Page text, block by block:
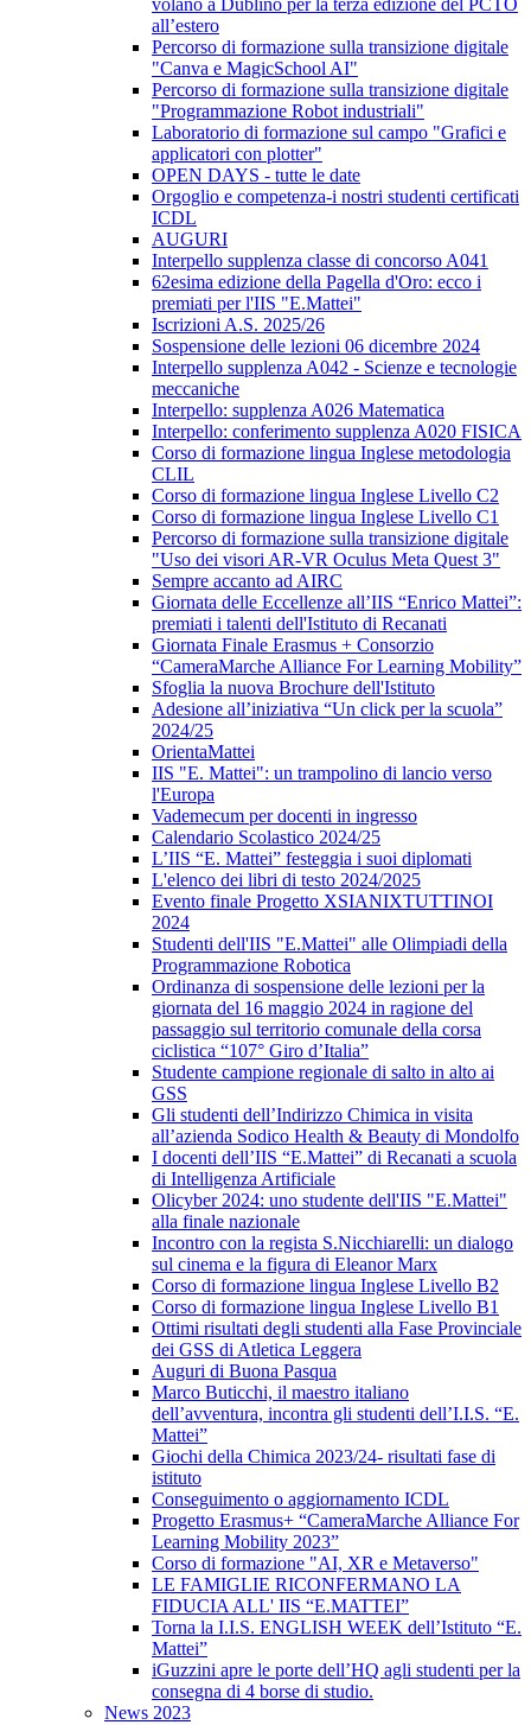
volano a Dublino per la terza edizione del PCTO
all’estero
Percorso di formazione sulla transizione digitale
"Canva e MagicSchool AI"
Percorso di formazione sulla transizione digitale
"Programmazione Robot industriali"
Laboratorio di formazione sul campo "Grafici e
applicatori con plotter"
OPEN DAYS - tutte le date
Orgoglio e competenza-i nostri studenti certificati
ICDL
AUGURI
Interpello supplenza classe di concorso A041
62esima edizione della Pagella d'Oro: ecco i
premiati per l'IIS "E.Mattei"
Iscrizioni A.S. 2025/26
Sospensione delle lezioni 06 dicembre 2024
Interpello supplenza A042 - Scienze e tecnologie
meccaniche
Interpello: supplenza A026 Matematica
Interpello: conferimento supplenza A020 FISICA
Corso di formazione lingua Inglese metodologia
CLIL
Corso di formazione lingua Inglese Livello C2
Corso di formazione lingua Inglese Livello C1
Percorso di formazione sulla transizione digitale
"Uso dei visori AR-VR Oculus Meta Quest 3"
Sempre accanto ad AIRC
Giornata delle Eccellenze all’IIS “Enrico Mattei”:
premiati i talenti dell'Istituto di Recanati
Giornata Finale Erasmus + Consorzio
“CameraMarche Alliance For Learning Mobility”
Sfoglia la nuova Brochure dell'Istituto
Adesione all’iniziativa “Un click per la scuola”
2024/25
OrientaMattei
IIS "E. Mattei": un trampolino di lancio verso
l'Europa
Vademecum per docenti in ingresso
Calendario Scolastico 2024/25
L’IIS “E. Mattei” festeggia i suoi diplomati
L'elenco dei libri di testo 2024/2025
Evento finale Progetto XSIANIXTUTTINOI
2024
Studenti dell'IIS "E.Mattei" alle Olimpiadi della
Programmazione Robotica
Ordinanza di sospensione delle lezioni per la
giornata del 16 maggio 2024 in ragione del
passaggio sul territorio comunale della corsa
ciclistica “107° Giro d’Italia”
Studente campione regionale di salto in alto ai
GSS
Gli studenti dell’Indirizzo Chimica in visita
all’azienda Sodico Health & Beauty di Mondolfo
I docenti dell’IIS “E.Mattei” di Recanati a scuola
di Intelligenza Artificiale
Olicyber 2024: uno studente dell'IIS "E.Mattei"
alla finale nazionale
Incontro con la regista S.Nicchiarelli: un dialogo
sul cinema e la figura di Eleanor Marx
Corso di formazione lingua Inglese Livello B2
Corso di formazione lingua Inglese Livello B1
Ottimi risultati degli studenti alla Fase Provinciale
dei GSS di Atletica Leggera
Auguri di Buona Pasqua
Marco Buticchi, il maestro italiano
dell’avventura, incontra gli studenti dell’I.I.S. “E.
Mattei”
Giochi della Chimica 2023/24- risultati fase di
istituto
Conseguimento o aggiornamento ICDL
Progetto Erasmus+ “CameraMarche Alliance For
Learning Mobility 2023”
Corso di formazione "AI, XR e Metaverso"
LE FAMIGLIE RICONFERMANO LA
FIDUCIA ALL' IIS “E.MATTEI”
Torna la I.I.S. ENGLISH WEEK dell’Istituto “E.
Mattei”
iGuzzini apre le porte dell’HQ agli studenti per la
consegna di 4 borse di studio.
News 2023